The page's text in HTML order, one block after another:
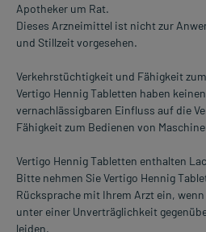
Apotheker um Rat.
Dieses Arzneimittel ist nicht zur
und Stillzeit vorgesehen.
Verkehrstüchtigkeit und Fähigkeit
Vertigo Hennig Tabletten haben
vernachlässigbaren Einfluss auf die
Fähigkeit zum Bedienen von
Vertigo Hennig Tabletten enthalten
Bitte nehmen Sie Vertigo Hennig
Rücksprache mit Ihrem Arzt ein,
unter einer Unverträglichkeit
leiden.